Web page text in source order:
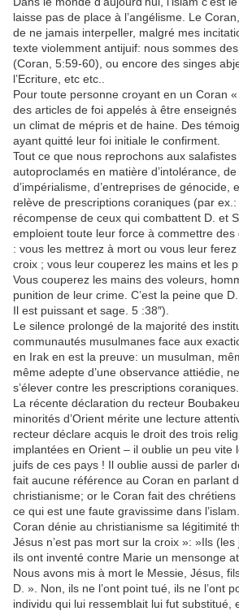
laisse pas de place à l’angélisme. Le
de ne jamais interpeller, malgré mes
texte violemment antijuif: nous sommes
(Coran, 5:59-60), ou encore des singes
l’Ecriture, etc etc..
Pour toute personne croyant en un Coran
des articles de foi appelés à être
un climat de mépris et de haine. Des
ayant quitté leur foi initiale le confirment.
Tout ce que nous reprochons aux
autoproclamés en matière d’intolérance, de
d’impérialisme, d’entreprises de génocide,
relève de prescriptions coraniques (par
récompense de ceux qui combattent D. et
emploient toute leur force à commettre
: vous les mettrez à mort ou vous leur
croix ; vous leur couperez les mains et les
Vous couperez les mains des voleurs,
punition de leur crime. C’est la peine que
Il est puissant et sage. 5 :38″).
Le silence prolongé de la majorité des
communautés musulmanes face aux
en Irak en est la preuve: un musulman,
même adepte d’une observance attiédie,
s’élever contre les prescriptions coraniques.
La récente déclaration du recteur
minorités d’Orient mérite une lecture
recteur déclare acquis le droit des trois
implantées en Orient – il oublie un peu vite
juifs de ces pays ! Il oublie aussi de parler
fait aucune référence au Coran en parlant
christianisme; or le Coran fait des chrétiens
ce qui est une faute gravissime dans
Coran dénie au christianisme sa légitimité
Jésus n’est pas mort sur la croix »: »Ils (les
ils ont inventé contre Marie un mensonge
Nous avons mis à mort le Messie, Jésus,
D. ». Non, ils ne l’ont point tué, ils ne l’ont
individu qui lui ressemblait lui fut substitué,